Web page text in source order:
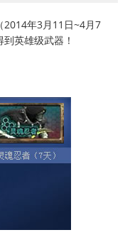
2014年3月11日~4月7
英雄级武器！